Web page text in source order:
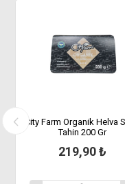
City Farm Organik Helva
Tahin 200 Gr
219,90 ₺